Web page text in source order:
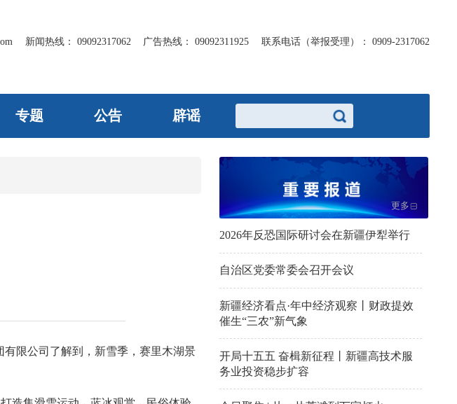
新闻热线： 09092317062 广告热线：09092311925 联系电话（举报受理）： 0909-2317062
专题 公告 辟谣
限公司了解到，新雪季，赛里木湖景
更多
2026年反恐国际研讨会在新疆伊犁举行
自治区党委常委会召开会议
新疆经济看点·年中经济观察丨财政提效
催生“三农”新气象
开局十五五 奋楫新征程丨新疆高技术服
务业投资稳步扩容